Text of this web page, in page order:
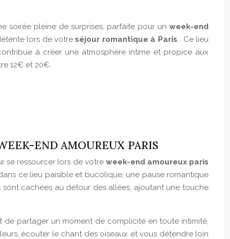
soirée pleine de surprises, parfaite pour un week-end
lors de votreséjour romantique à Paris . Ce lieu
à créer une atmosphère intime et propice aux
12€ et 20€.
END AMOUREUX PARIS
se ressourcer lors de votre week-end amoureux paris
ce lieu paisible et bucolique, une pause romantique
sont cachées au détour des allées, ajoutant une touche
de partager un moment de complicité en toute intimité,
écouter le chant des oiseaux et vous détendre loin